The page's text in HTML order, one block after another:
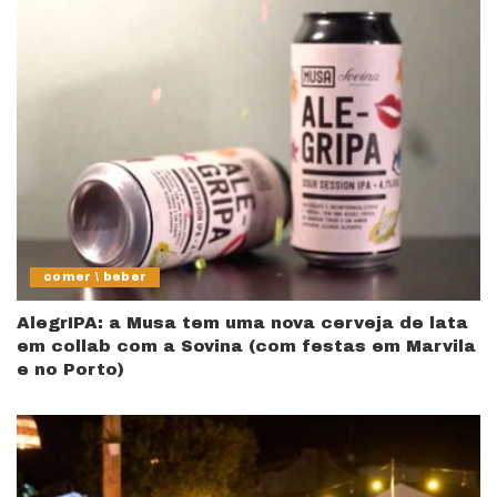
comer \ beber
AlegrIPA: a Musa tem uma nova cerveja de lata
em collab com a Sovina (com festas em Marvila
e no Porto)